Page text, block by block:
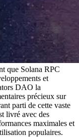
que Solana RPC
et
DAO la
précieux sur
parti de cette vaste
livré avec des
maximales et
populaires.